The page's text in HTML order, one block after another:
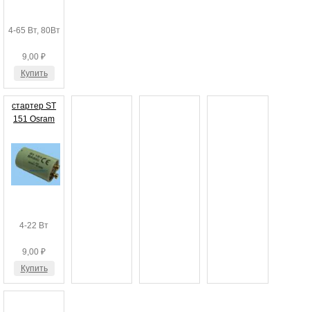
4-65 Вт, 80Вт
9,00 ₽
Купить
стартер ST
151 Osram
4-22 Вт
9,00 ₽
Купить